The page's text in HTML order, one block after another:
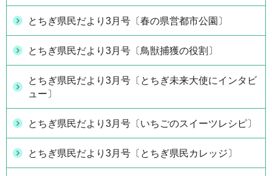
とちぎ県民だより3月号〔春の県営都市公園〕
とちぎ県民だより3月号〔鳥獣捕獲の役割〕
とちぎ県民だより3月号〔とちぎ未来大使にインタビ
ュー〕
とちぎ県民だより3月号〔いちごのスイーツレシピ〕
とちぎ県民だより3月号〔とちぎ県民カレッジ〕